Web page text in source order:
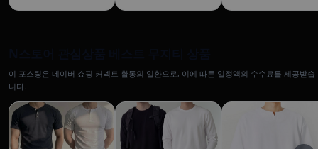
이 포스팅은 네이버 쇼핑 커넥트 활동의 일환으로, 이에 따른 일정액의 수수료를 제공받습
니다.